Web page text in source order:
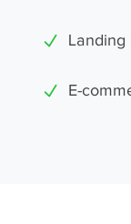
Landing
E-